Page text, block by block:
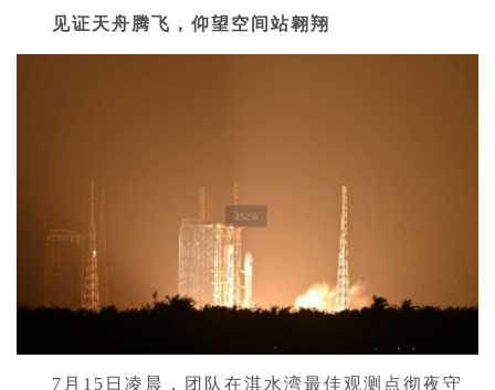
见证天舟腾飞，仰望空间站翱翔
7月15日凌晨，团队在淇水湾最佳观测点彻夜守